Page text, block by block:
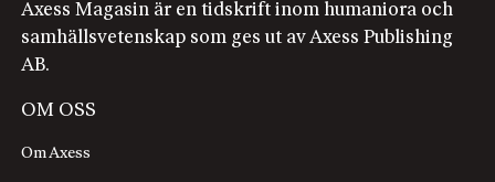
Axess Magasin är en tidskrift inom humaniora och
samhällsvetenskap som ges ut av Axess Publishing
AB.
OM OSS
Om Axess